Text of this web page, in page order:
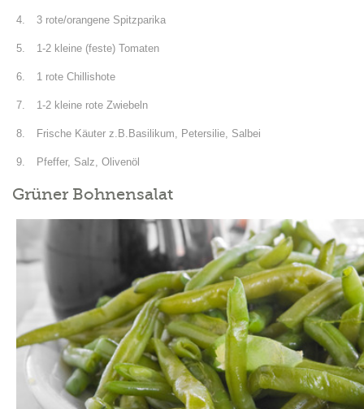
3 rote/orangene Spitzparika
1-2 kleine (feste) Tomaten
1 rote Chillishote
1-2 kleine rote Zwiebeln
Frische Käuter z.B.Basilikum, Petersilie, Salbei
Pfeffer, Salz, Olivenöl
Grüner Bohnensalat